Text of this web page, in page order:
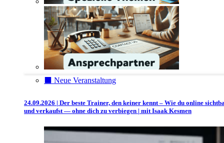
⬛️ Neue Veranstaltung
24.09.2026 | Der beste Trainer, den keiner kennt – Wie du online
und verkaufst — ohne dich zu verbiegen | mit Isaak Kesmen